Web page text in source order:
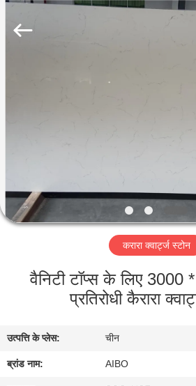
बारे
में
भ्रमण
नियंत्रण
Material
Technology
करारा क्वार्ट्ज स्टोन
वैनिटी टॉप्स के लिए 3000
प्रतिरोधी कैरारा
उत्पत्ति के प्लेस: चीन
ब्रांड नाम: AIBO